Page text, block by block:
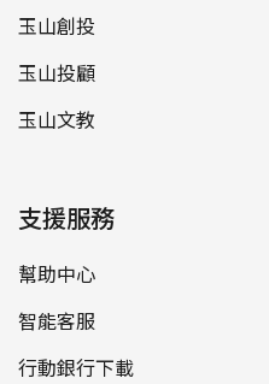
玉山創投
玉山投顧
玉山文教
支援服務
幫助中心
智能客服
行動銀行下載